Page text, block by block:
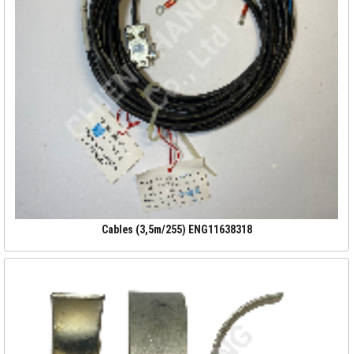
Cables (3,5m/255) ENG11638318